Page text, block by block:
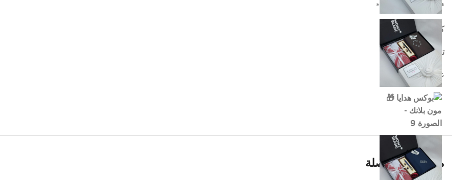
*💎قلم كبك انيق 💎*
كيس هديا
تغليف مجانا
عباره حسب الطلب
منتجات ذات صلة
انستجرام
سناب شات
تيك توك